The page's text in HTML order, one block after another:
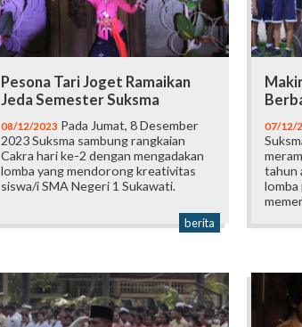
Pesona Tari Joget Ramaikan
Jeda Semester Suksma
08/12/2023 Pada Jumat, 8 Desember
2023 Suksma sambung rangkaian
Cakra hari ke-2 dengan mengadakan
lomba yang mendorong kreativitas
siswa/i SMA Negeri 1 Sukawati.
berita
07/12/
tahun
lomba